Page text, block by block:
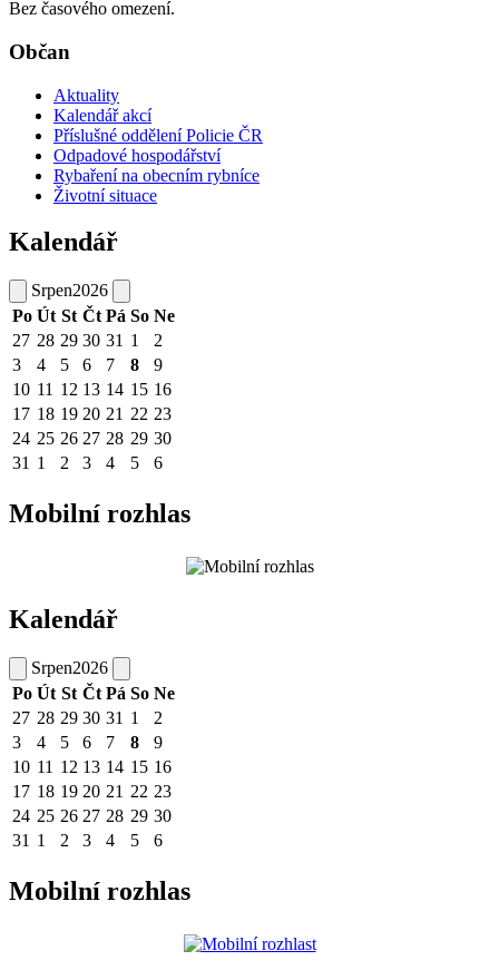
Bez časového omezení.
Občan
Aktuality
Kalendář akcí
Příslušné oddělení Policie ČR
Odpadové hospodářství
Rybaření na obecním rybníce
Životní situace
Kalendář
Srpen2026
Po Út St Čt Pá So Ne
27 28 29 30 31 1
2
3
4 5 6 7 8
9
10 11 12 13 14 15 16
17 18 19 20 21 22 23
24 25 26 27 28 29 30
31 1 2 3 4 5 6
Mobilní rozhlas
Kalendář
Srpen2026
Po Út St Čt Pá So Ne
27 28 29 30 31 1
2
3
4 5 6 7 8
9
10 11 12 13 14 15 16
17 18 19 20 21 22 23
24 25 26 27 28 29 30
31 1 2 3 4 5 6
Mobilní rozhlas